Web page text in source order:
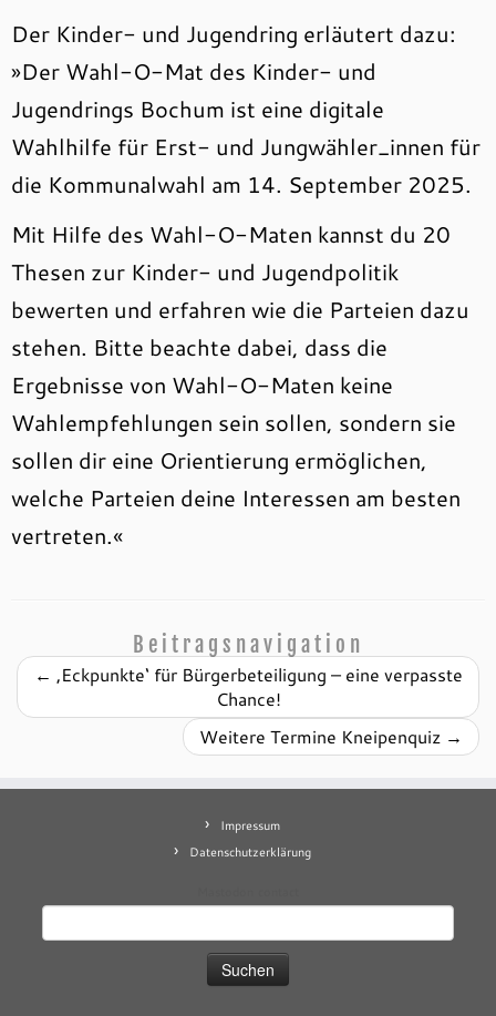
Der Kinder- und Jugendring erläutert dazu:
»Der Wahl-O-Mat des Kinder- und
Jugendrings Bochum ist eine digitale
Wahlhilfe für Erst- und Jungwähler_innen für
die Kommunalwahl am 14. September 2025.
Mit Hilfe des Wahl-O-Maten kannst du 20
Thesen zur Kinder- und Jugendpolitik
bewerten und erfahren wie die Parteien dazu
stehen. Bitte beachte dabei, dass die
Ergebnisse von Wahl-O-Maten keine
Wahlempfehlungen sein sollen, sondern sie
sollen dir eine Orientierung ermöglichen,
welche Parteien deine Interessen am besten
vertreten.«
Beitragsnavigation
← ‚Eckpunkte‘ für Bürgerbeteiligung – eine verpasste
Chance!
Weitere Termine Kneipenquiz →
Impressum
Datenschutzerklärung